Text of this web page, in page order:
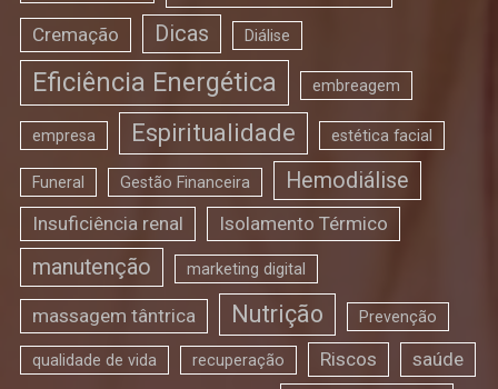
Cremação Dicas Diálise
Eficiência Energética embreagem
empresa Espiritualidade estética facial
Funeral Gestão Financeira Hemodiálise
Insuficiência renal Isolamento Térmico
manutenção marketing digital
massagem tântrica Nutrição Prevenção
qualidade de vida recuperação Riscos saúde